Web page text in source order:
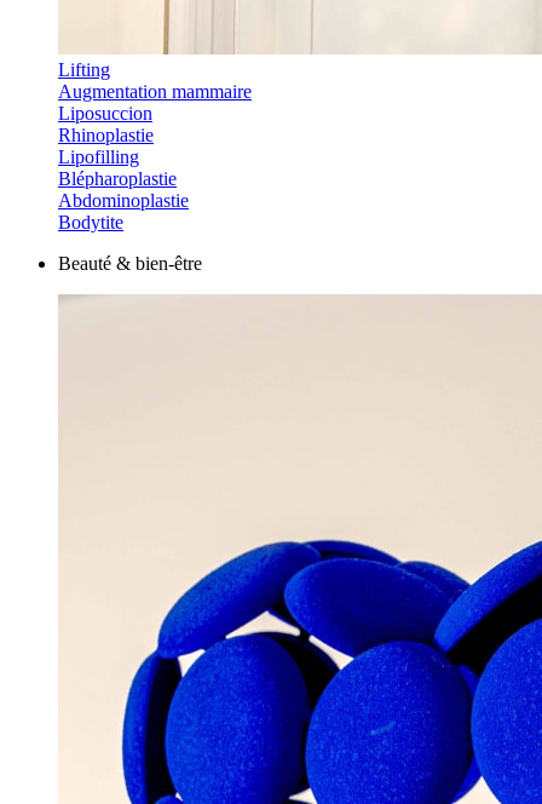
Lifting
Augmentation mammaire
Liposuccion
Rhinoplastie
Lipofilling
Blépharoplastie
Abdominoplastie
Bodytite
Beauté & bien-être